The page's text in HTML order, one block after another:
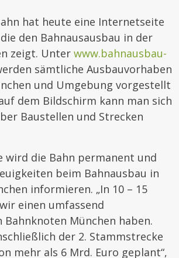
hat heute eine Internetseite
den Bahnausausbau in der
zeigt. Unter www.bahnausbau-
sämtliche Ausbauvorhaben
und Umgebung vorgestellt
dem Bildschirm kann man sich
Baustellen und Strecken
wird die Bahn permanent und
beim Bahnausbau in
informieren. „In 10 – 15
einen umfassend
München haben.
der 2. Stammstrecke
mehr als 6 Mrd. Euro geplant“,